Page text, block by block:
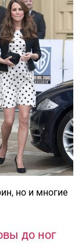
но и многие
до ног